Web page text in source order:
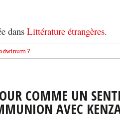
dans Littérature étrangères.
?
COMME UN
AVEC